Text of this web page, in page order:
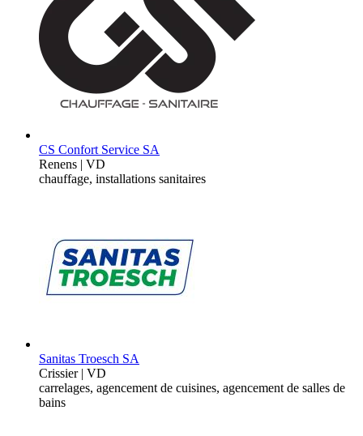
CS Confort Service SA
Renens | VD
chauffage, installations sanitaires
Sanitas Troesch SA
Crissier | VD
carrelages, agencement de cuisines, agencement de salles de
bains